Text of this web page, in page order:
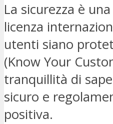
La sicurezza è
licenza
utenti siano
(Know Your
tranquillità di
sicuro e
positiva.